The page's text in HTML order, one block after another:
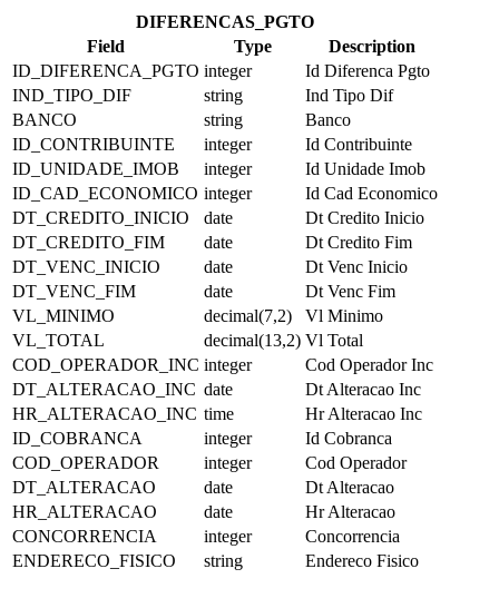
DIFERENCAS_PGTO
Field
Type
Description
ID_DIFERENCA_PGTO integer
Id Diferenca Pgto
IND_TIPO_DIF
string
Ind Tipo Dif
BANCO
string
Banco
ID_CONTRIBUINTE
integer
Id Contribuinte
ID_UNIDADE_IMOB
integer
Id Unidade Imob
ID_CAD_ECONOMICO integer
Id Cad Economico
DT_CREDITO_INICIO
date
Dt Credito Inicio
DT_CREDITO_FIM
date
Dt Credito Fim
DT_VENC_INICIO
date
Dt Venc Inicio
DT_VENC_FIM
date
Dt Venc Fim
VL_MINIMO
decimal(7,2)
Vl Minimo
VL_TOTAL
decimal(13,2) Vl Total
COD_OPERADOR_INC integer
Cod Operador Inc
DT_ALTERACAO_INC date
Dt Alteracao Inc
HR_ALTERACAO_INC time
Hr Alteracao Inc
ID_COBRANCA
integer
Id Cobranca
COD_OPERADOR
integer
Cod Operador
DT_ALTERACAO
date
Dt Alteracao
HR_ALTERACAO
date
Hr Alteracao
CONCORRENCIA
integer
Concorrencia
ENDERECO_FISICO
string Endereco Fisico